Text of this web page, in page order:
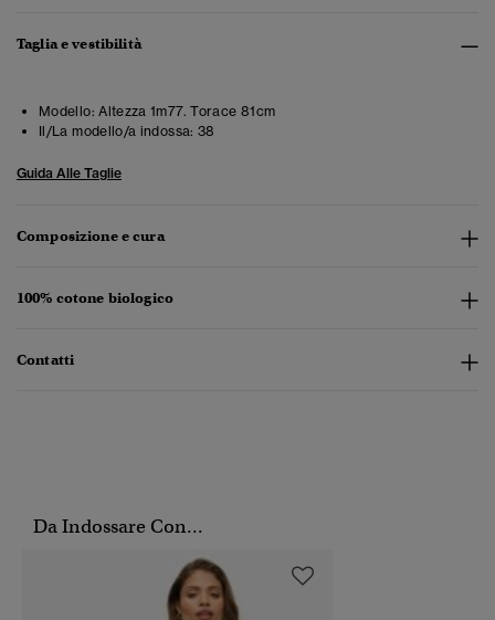
Taglia e vestibilità
Modello: Altezza 1m77. Torace 81cm
Il/La modello/a indossa: 38
Guida Alle Taglie
Composizione e cura
100% cotone biologico
Contatti
Da Indossare Con...